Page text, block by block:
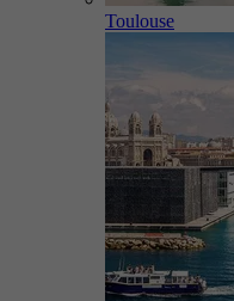
Toulouse